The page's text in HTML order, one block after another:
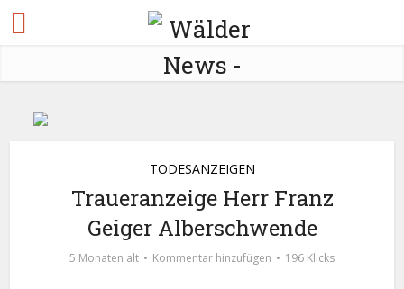
TODESANZEIGEN
Traueranzeige Herr Franz
Geiger Alberschwende
5 Monaten alt Kommentar hinzufügen 196 Klicks